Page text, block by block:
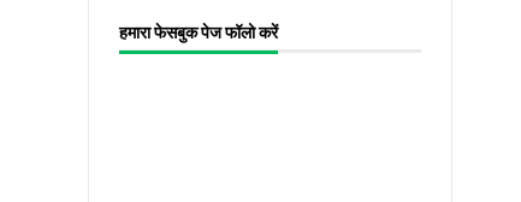
हमारा फेसबुक पेज फॉलो करें